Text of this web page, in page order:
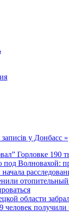
у Донбасс »
Горловке 190
под Волновахой:
отопительный
области
человек получили